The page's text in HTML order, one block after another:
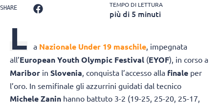
SHARE TEMPO DI LETTURA
più di 5 minuti
L a Nazionale Under 19 maschile, impegnata
all’European Youth Olympic Festival (EYOF), in corso a
Maribor in Slovenia, conquista l’accesso alla finale per
l’oro. In semifinale gli azzurrini guidati dal tecnico
Michele Zanin hanno battuto 3-2 (19-25, 25-20, 25-17,